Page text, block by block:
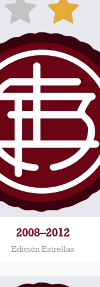
2008–2012
Edición Estrellas